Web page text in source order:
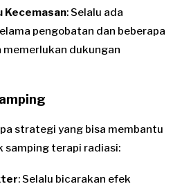
Kecemasan: Selalu ada
pengobatan dan beberapa
memerlukan dukungan
strategi yang bisa membantu
samping terapi radiasi:
: Selalu bicarakan efek